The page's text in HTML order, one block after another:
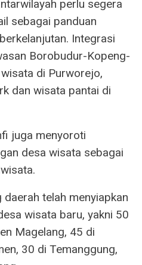
perlu segera
sebagai panduan
Integrasi
Borobudur-Kopeng-
di Purworejo,
dan wisata pantai di
juga menyoroti
desa wisata sebagai
telah menyiapkan
wisata baru, yakni 50
Magelang, 45 di
30 di Temanggung,